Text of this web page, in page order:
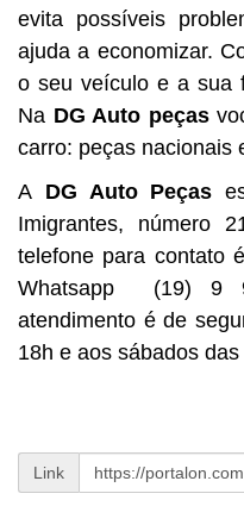
evita possíveis
ajuda a economizar.
o seu veículo e a sua
Na DG Auto peças
carro: peças nacionais
A DG Auto Peças
Imigrantes, número
telefone para contato
Whatsapp (19) 9
atendimento é de
18h e aos sábados
Link